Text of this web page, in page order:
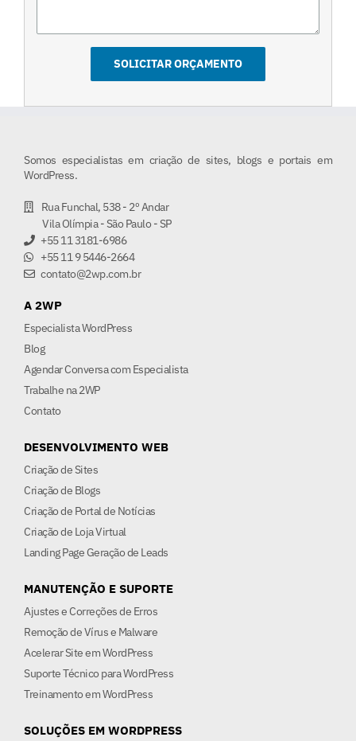
Somos especialistas em criação de sites, blogs e portais em
WordPress.
Rua Funchal, 538 - 2º Andar
Vila Olímpia - São Paulo - SP
+55 11 3181-6986
+55 11 9 5446-2664
contato@2wp.com.br
A 2WP
Especialista WordPress
Blog
Agendar Conversa com Especialista
Trabalhe na 2WP
Contato
DESENVOLVIMENTO WEB
Criação de Sites
Criação de Blogs
Criação de Portal de Notícias
Criação de Loja Virtual
Landing Page Geração de Leads
MANUTENÇÃO E SUPORTE
Ajustes e Correções de Erros
Remoção de Vírus e Malware
Acelerar Site em WordPress
Suporte Técnico para WordPress
Treinamento em WordPress
SOLUÇÕES EM WORDPRESS